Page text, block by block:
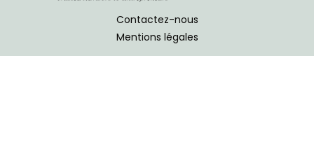
Contactez-nous
Mentions légales